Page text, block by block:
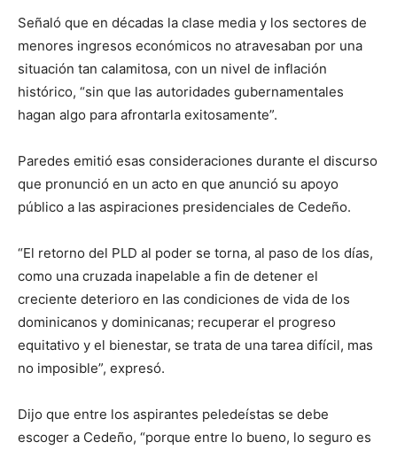
Señaló que en décadas la clase media y los sectores de
menores ingresos económicos no atravesaban por una
situación tan calamitosa, con un nivel de inflación
histórico, “sin que las autoridades gubernamentales
hagan algo para afrontarla exitosamente”.
Paredes emitió esas consideraciones durante el discurso
que pronunció en un acto en que anunció su apoyo
público a las aspiraciones presidenciales de Cedeño.
“El retorno del PLD al poder se torna, al paso de los días,
como una cruzada inapelable a fin de detener el
creciente deterioro en las condiciones de vida de los
dominicanos y dominicanas; recuperar el progreso
equitativo y el bienestar, se trata de una tarea difícil, mas
no imposible”, expresó.
Dijo que entre los aspirantes peledeístas se debe
escoger a Cedeño, “porque entre lo bueno, lo seguro es